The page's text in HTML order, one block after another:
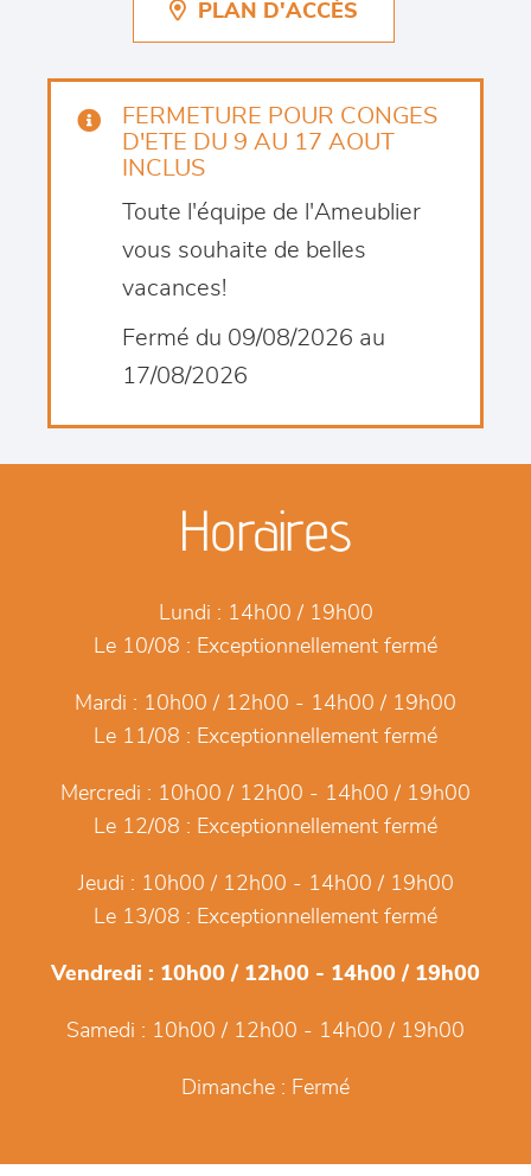
PLAN D'ACCÈS
FERMETURE POUR CONGES
D'ETE DU 9 AU 17 AOUT
INCLUS
Toute l'équipe de l'Ameublier
vous souhaite de belles
vacances!
Fermé du 09/08/2026 au
17/08/2026
Horaires
Lundi : 14h00 / 19h00
Le 10/08 : Exceptionnellement fermé
Mardi : 10h00 / 12h00 - 14h00 / 19h00
Le 11/08 : Exceptionnellement fermé
Mercredi : 10h00 / 12h00 - 14h00 / 19h00
Le 12/08 : Exceptionnellement fermé
Jeudi : 10h00 / 12h00 - 14h00 / 19h00
Le 13/08 : Exceptionnellement fermé
Vendredi : 10h00 / 12h00 - 14h00 / 19h00
Samedi : 10h00 / 12h00 - 14h00 / 19h00
Dimanche : Fermé